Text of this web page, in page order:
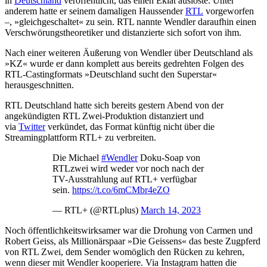
anderem hatte er seinem damaligen HaussenderRTL vorgeworfen
–, »gleichgeschaltet« zu sein. RTL nannte Wendler daraufhin einen
Verschwörungstheoretiker und distanzierte sich sofort von ihm.
Nach einer weiteren Äußerung von Wendler über Deutschland als
»KZ« wurde er dann komplett aus bereits gedrehten Folgen des
RTL-Castingformats »Deutschland sucht den Superstar«
herausgeschnitten.
RTL Deutschland hatte sich bereits gestern Abend von der
angekündigten RTL Zwei-Produktion distanziert und
via Twitterverkündet, das Format künftig nicht über die
Streamingplattform RTL+ zu verbreiten.
Die Michael #WendlerDoku-Soap von
RTLzwei wird weder vor noch nach der
TV-Ausstrahlung auf RTL+ verfügbar
sein. https://t.co/6mCMbr4eZO
— RTL+ (@RTLplus) March 14, 2023
Noch öffentlichkeitswirksamer war die Drohung von Carmen und
Robert Geiss, als Millionärspaar »Die Geissens« das beste Zugpferd
von RTL Zwei, dem Sender womöglich den Rücken zu kehren,
wenn dieser mit Wendler kooperiere. Via Instagram hatten die